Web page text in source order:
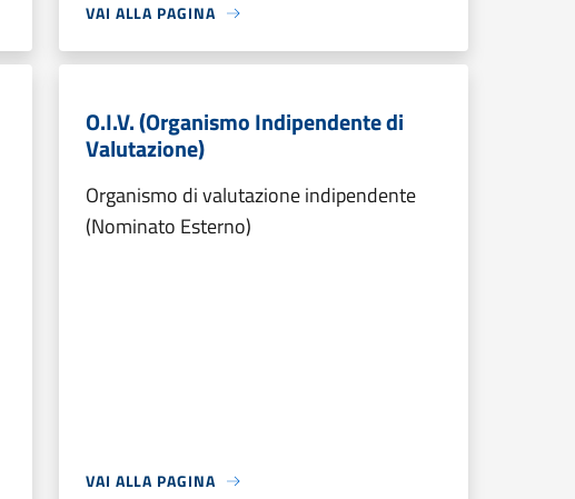
VAI ALLA PAGINA
O.I.V. (Organismo Indipendente di
Valutazione)
Organismo di valutazione indipendente
(Nominato Esterno)
VAI ALLA PAGINA